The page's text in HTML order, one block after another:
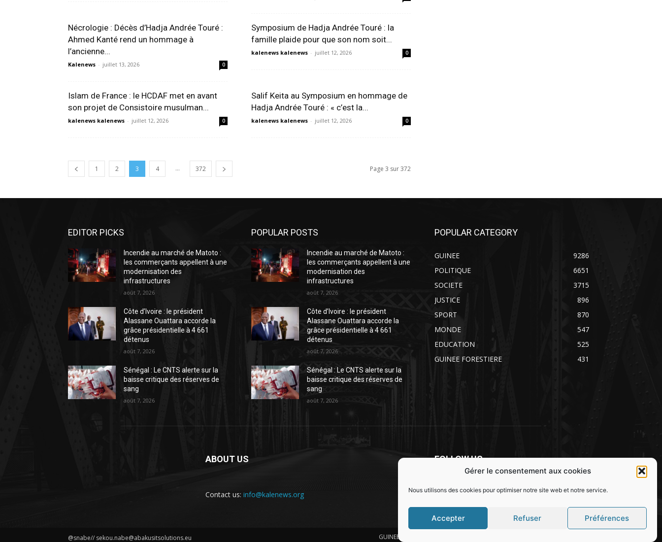
Gérer le consentement aux cookies
Nous utilisons des cookies pour optimiser notre site web et notre service.
Accepter Refuser Préférences
Nécrologie : Décès d’Hadja Andrée Touré :
Ahmed Kanté rend un hommage à
l’ancienne...
Kalenews - juillet 13, 2026 0
Symposium de Hadja Andrée Touré : la
famille plaide pour que son nom soit...
kalenews kalenews - juillet 12, 2026 0
Islam de France : le HCDAF met en avant
son projet de Consistoire musulman...
kalenews kalenews - juillet 12, 2026 0
Salif Keita au Symposium en hommage de
Hadja Andrée Touré : « c’est la...
kalenews kalenews - juillet 12, 2026 0
1 2 3 4 ... 372 Page 3 sur 372
EDITOR PICKS
Incendie au marché de Matoto :
les commerçants appellent à une
modernisation des
infrastructures
août 7, 2026
Côte d’Ivoire : le président
Alassane Ouattara accorde la
grâce présidentielle à 4 661
détenus
août 7, 2026
Sénégal : Le CNTS alerte sur la
baisse critique des réserves de
sang
août 7, 2026
POPULAR POSTS
Incendie au marché de Matoto :
les commerçants appellent à une
modernisation des
infrastructures
août 7, 2026
Côte d’Ivoire : le président
Alassane Ouattara accorde la
grâce présidentielle à 4 661
détenus
août 7, 2026
Sénégal : Le CNTS alerte sur la
baisse critique des réserves de
sang
août 7, 2026
POPULAR CATEGORY
GUINEE
9286
POLITIQUE
6651
SOCIETE
3715
JUSTICE
896
SPORT
870
MONDE
547
EDUCATION
525
GUINEE FORESTIERE
431
ABOUT US
Contact us: info@kalenews.org
FOLLOW US
@snabe// sekou.nabe@abakusitsolutions.eu GUINEE